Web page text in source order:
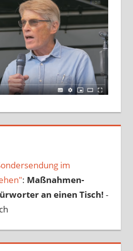
im
: Maßnahmen-
an einen Tisch! -